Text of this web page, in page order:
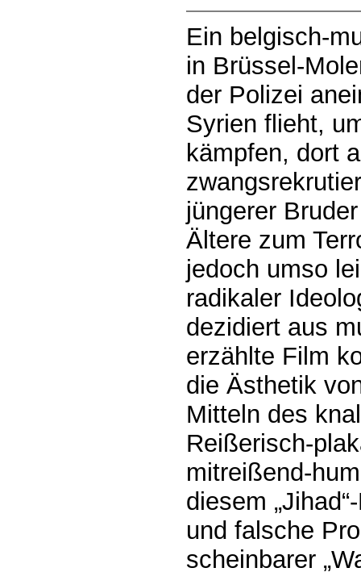
Ein belgisch-
in Brüssel-
der Polizei
Syrien flieht,
kämpfen, dort
jüngerer
Ältere zum
jedoch umso
radikaler
dezidiert aus
erzählte Film
die Ästhetik
Mitteln des
Reißerisch-
mitreißend-
diesem
und falsche
scheinbarer